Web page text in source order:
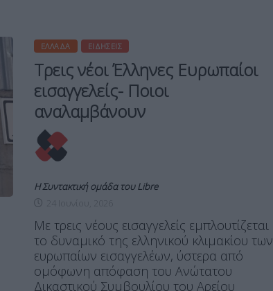
ΕΛΛΆΔΑ ΕΙΔΉΣΕΙΣ
Τρεις νέοι Έλληνες Ευρωπαίοι
εισαγγελείς- Ποιοι
αναλαμβάνουν
Η Συντακτική ομάδα του Libre
Με τρεις νέους εισαγγελείς εμπλουτίζεται
το δυναμικό της ελληνικού κλιμακίου των
ευρωπαίων εισαγγελέων, ύστερα από
ομόφωνη απόφαση του Ανώτατου
Δικαστικού Συμβουλίου του Αρείου